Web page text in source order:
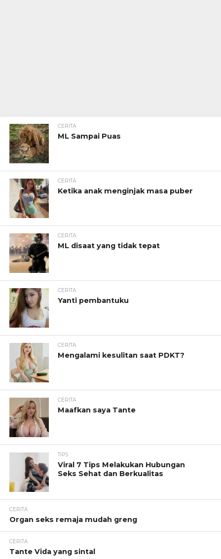
CERITA
ML Sampai Puas
CERITA
Ketika anak menginjak masa puber
CERITA
ML disaat yang tidak tepat
CERITA
Yanti pembantuku
CERITA
Mengalami kesulitan saat PDKT?
CERITA
Maafkan saya Tante
TIPS
Viral 7 Tips Melakukan Hubungan
Seks Sehat dan Berkualitas
CERITA
Organ seks remaja mudah greng
CERITA
Tante Vida yang sintal